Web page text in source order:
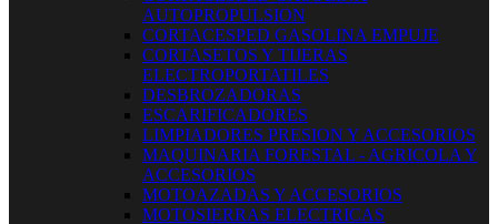
AUTOPROPULSION
CORTACESPED GASOLINA EMPUJE
CORTASETOS Y TIJERAS
ELECTROPORTATILES
DESBROZADORAS
ESCARIFICADORES
LIMPIADORES PRESION Y ACCESORIOS
MAQUINARIA FORESTAL - AGRICOLA Y
ACCESORIOS
MOTOAZADAS Y ACCESORIOS
MOTOSIERRAS ELECTRICAS